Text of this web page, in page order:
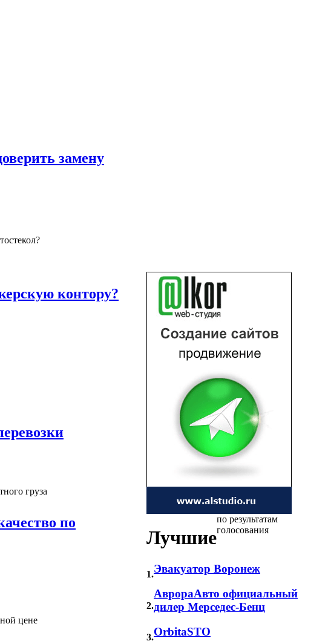
замену
контору?
груза
по
цене
Лучшие
по результатам
голосования
1.Эвакуатор Воронеж
2.
АврораАвто официальный
дилер Мерседес-Бенц
3.OrbitaSTO